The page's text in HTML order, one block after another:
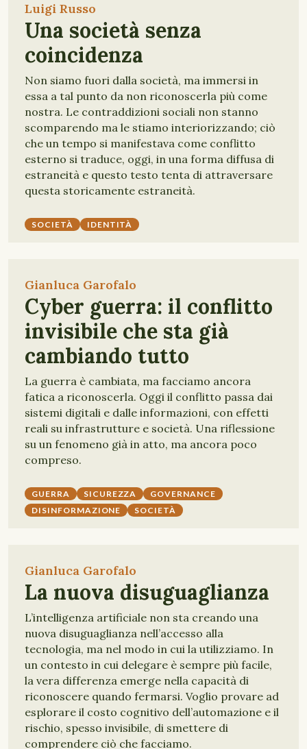
Luigi Russo
Una società senza
coincidenza
Non siamo fuori dalla società, ma immersi in
essa a tal punto da non riconoscerla più come
nostra. Le contraddizioni sociali non stanno
scomparendo ma le stiamo interiorizzando; ciò
che un tempo si manifestava come conflitto
esterno si traduce, oggi, in una forma diffusa di
estraneità e questo testo tenta di attraversare
questa storicamente estraneità.
SOCIETÀ IDENTITÀ
Gianluca Garofalo
Cyber guerra: il conflitto
invisibile che sta già
cambiando tutto
La guerra è cambiata, ma facciamo ancora
fatica a riconoscerla. Oggi il conflitto passa dai
sistemi digitali e dalle informazioni, con effetti
reali su infrastrutture e società. Una riflessione
su un fenomeno già in atto, ma ancora poco
compreso.
GUERRA SICUREZZA
GOVERNANCE
DISINFORMAZIONE
SOCIETÀ
Gianluca Garofalo
La nuova disuguaglianza
L’intelligenza artificiale non sta creando una
nuova disuguaglianza nell’accesso alla
tecnologia, ma nel modo in cui la utilizziamo. In
un contesto in cui delegare è sempre più facile,
la vera differenza emerge nella capacità di
riconoscere quando fermarsi. Voglio provare ad
esplorare il costo cognitivo dell’automazione e il
rischio, spesso invisibile, di smettere di
comprendere ciò che facciamo.